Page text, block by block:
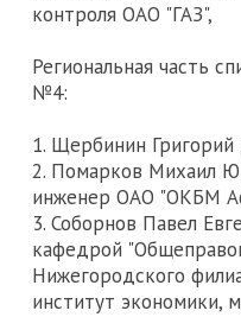
контроля ОАО "ГАЗ",
Региональная часть
№4:
1. Щербинин
2. Помарков Михаил
инженер ОАО "ОКБМ
3. Соборнов Павел
кафедрой
Нижегородского
институт экономики,